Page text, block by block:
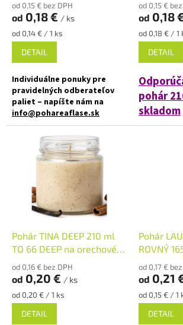
od 0,15 € bez DPH
od 0,18 € / ks
Jednotková
cena:
od 0,14 € / 1 ks
DETAIL
Individuálne ponuky pre
pravidelných odberateľov
paliet – napíšte nám na
info@pohareaflase.sk
✅ Zaváraninové poháre s
plniacim objemom 180 ml
✅ Twist Off skrutkový uzáver
uzavrite rukou
✅ Rôzne viečka TO 66 k poháru
objednajteTU
✅ Ako stvorený pre džemy,
pesta, pečený čaj
✅ Paletu za výhodnejšiu cenu
objednajte TU
od 0,15 €
od 0,18
Jednotková
cena:
od 0,18 € / 1
DETAIL
pohár
skladom
✅ Twist Off
uzavrite
✅ Rôzne
objednajte
✅ Ako
pesta,
Pohár TINA DEEP 210 ml
TO 66 DEEP na orechové
maslo
od 0,16 € bez DPH
od 0,20 € / ks
Jednotková
cena:
od 0,20 € / 1 ks
DETAIL
Pohár
ROVNÝ
od 0,17 €
od 0,21
Jednotková
cena:
od 0,15 € / 1
DETAIL